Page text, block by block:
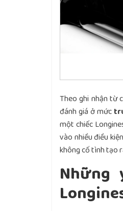
Theo ghi nhận từ
đánh giá ở mức
một chiếc
vào nhiều điều
không cố tình tạo